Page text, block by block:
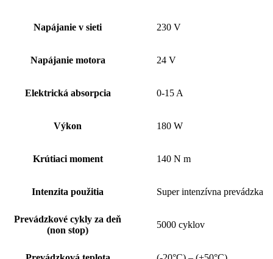
Napájanie v sieti 230 V
Napájanie motora 24 V
Elektrická absorpcia 0-15 A
Výkon 180 W
Krútiaci moment 140 N m
Intenzita použitia Super intenzívna prevádzka
Prevádzkové cykly za deň
(non stop)
5000 cyklov